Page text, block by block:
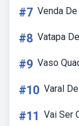
#7 Venda
#8 Vatapa
#9 Vaso
#10 Varal
#11 Vai Ser